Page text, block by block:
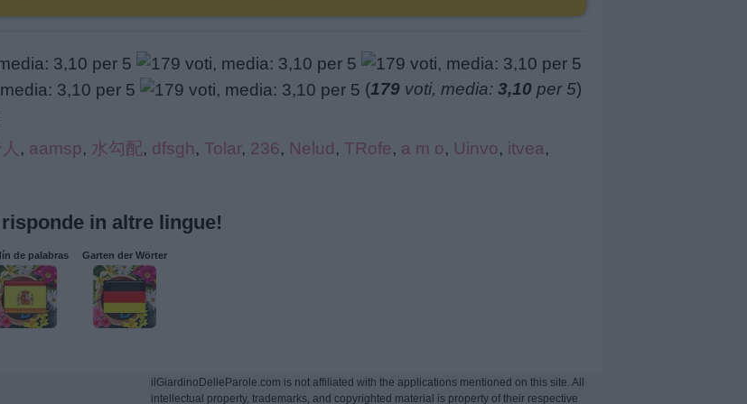
(179 voti, media: 3,10 per 5)
, aamsp, 水勾配, dfsgh, Tolar, 236, Nelud, TRofe, a m o, Uinvo, itvea,
in altre lingue!
de palabras Garten der Wörter
ilGiardinoDelleParole.com is not affiliated with the applications mentioned on this site. All
intellectual property, trademarks, and copyrighted material is property of their respective